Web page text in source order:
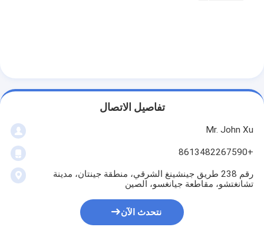
آلة طلاء قذف
آلة طلاء الورق
تفاصيل الاتصال
Mr. John Xu
+8613482267590
رقم 238 طريق جينشينغ الشرقي، منطقة جينتان، مدينة
تشانغتشو، مقاطعة جيانغسو، الصين
نتحدث الآن